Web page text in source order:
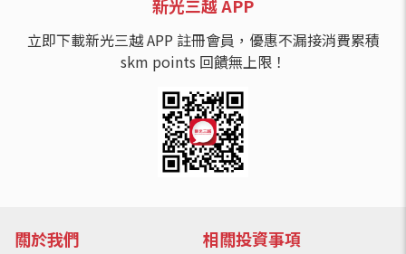
新光三越 APP
立即下載新光三越 APP 註冊會員，優惠不漏接消費累積
skm points 回饋無上限！
關於我們 相關投資事項